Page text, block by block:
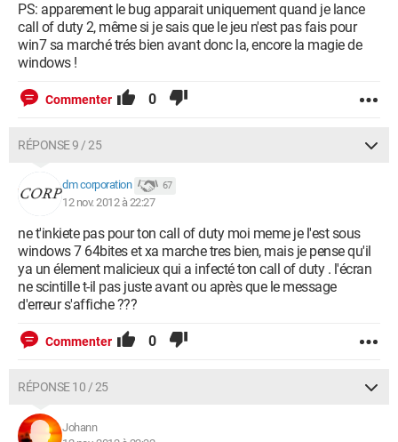
PS: apparement le bug apparait uniquement quand je lance
call of duty 2, même si je sais que le jeu n'est pas fais pour
win7 sa marché trés bien avant donc la, encore la magie de
windows !
Commenter 0
RÉPONSE 9 / 25
dm corporation 67
12 nov. 2012 à 22:27
ne t'inkiete pas pour ton call of duty moi meme je l'est sous
windows 7 64bites et xa marche tres bien, mais je pense qu'il
ya un élement malicieux qui a infecté ton call of duty . l'écran
ne scintille t-il pas juste avant ou après que le message
d'erreur s'affiche ???
Commenter 0
RÉPONSE 10 / 25
Johann